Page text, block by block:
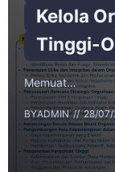
Kelola
Tinggi-
Memuat…
BYADMIN 28/